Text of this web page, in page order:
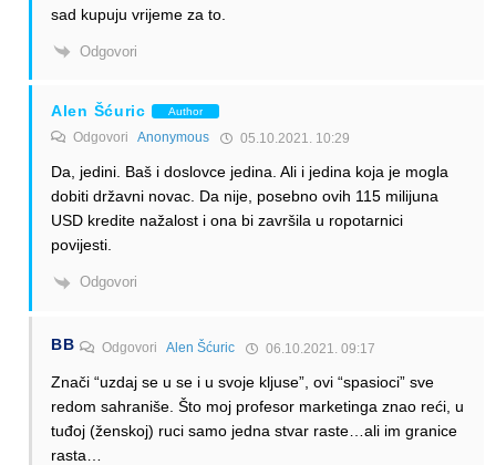
sad kupuju vrijeme za to.
Odgovori
Alen Šćuric Author
Odgovori Anonymous 05.10.2021. 10:29
Da, jedini. Baš i doslovce jedina. Ali i jedina koja je mogla
dobiti državni novac. Da nije, posebno ovih 115 milijuna
USD kredite nažalost i ona bi završila u ropotarnici
povijesti.
Odgovori
BB OdgovoriAlen Šćuric 06.10.2021. 09:17
Znači “uzdaj se u se i u svoje kljuse”, ovi “spasioci” sve
redom sahraniše. Što moj profesor marketinga znao reći, u
tuđoj (ženskoj) ruci samo jedna stvar raste…ali im granice
rasta…